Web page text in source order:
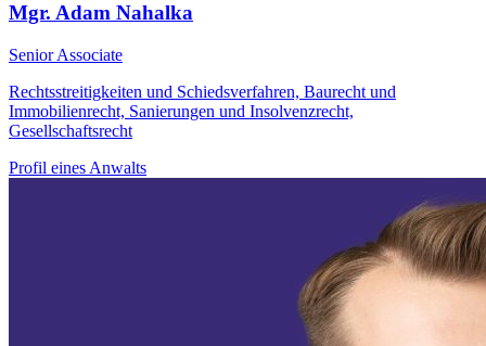
Mgr. Adam Nahalka
Senior Associate
Rechtsstreitigkeiten und Schiedsverfahren, Baurecht und
Immobilienrecht, Sanierungen und Insolvenzrecht,
Gesellschaftsrecht
Profil eines Anwalts